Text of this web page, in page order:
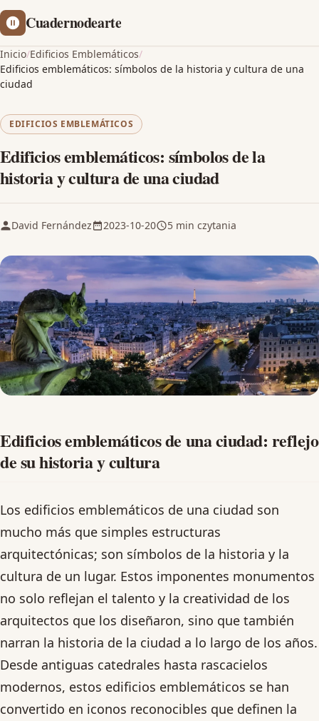
Cuadernodearte
Inicio/Edificios Emblemáticos/
Edificios emblemáticos: símbolos de la historia y cultura de una
ciudad
EDIFICIOS EMBLEMÁTICOS
Edificios emblemáticos: símbolos de la
historia y cultura de una ciudad
David Fernández 2023-10-20 5 min czytania
Edificios emblemáticos de una ciudad: reflejo
de su historia y cultura
Los edificios emblemáticos de una ciudad son
mucho más que simples estructuras
arquitectónicas; son símbolos de la historia y la
cultura de un lugar. Estos imponentes monumentos
no solo reflejan el talento y la creatividad de los
arquitectos que los diseñaron, sino que también
narran la historia de la ciudad a lo largo de los años.
Desde antiguas catedrales hasta rascacielos
modernos, estos edificios emblemáticos se han
convertido en iconos reconocibles que definen la